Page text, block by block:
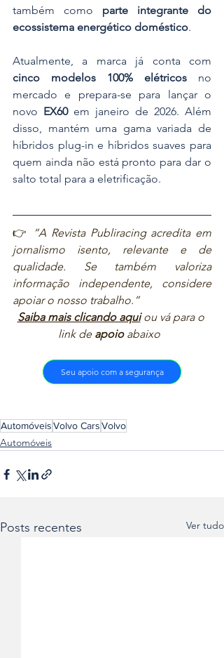
também como parte integrante do
ecossistema energético doméstico.
cinco modelos 100% elétricos no
mercado e prepara-se para lançar o
novo EX60 em janeiro de 2026. Além
disso, mantém uma gama variada de
híbridos plug-in e híbridos suaves para
quem ainda não está pronto para dar o
salto total para a eletrificação.
👉
“A Revista Publiracing acredita em
jornalismo isento, relevante e de
qualidade. Se também valoriza
informação independente, considere
apoiar o nosso trabalho.”
Saiba mais clicando aqui ou vá para o
link de apoio abaixo
Seu apoio com a segurança
AutomóveisVolvo CarsVolvo
Automóveis
Posts recentes Ver tudo